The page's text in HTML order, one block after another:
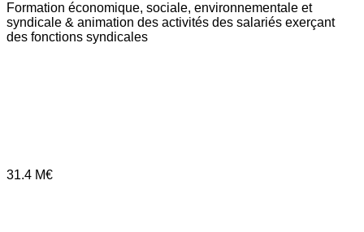
Formation économique, sociale, environnementale et
syndicale & animation des activités des salariés exerçant
des fonctions syndicales
31.4 M€